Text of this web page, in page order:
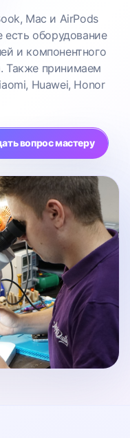
Mac и AirPods
есть оборудование
и компонентного
Также принимаем
Huawei, Honor
вопрос мастеру